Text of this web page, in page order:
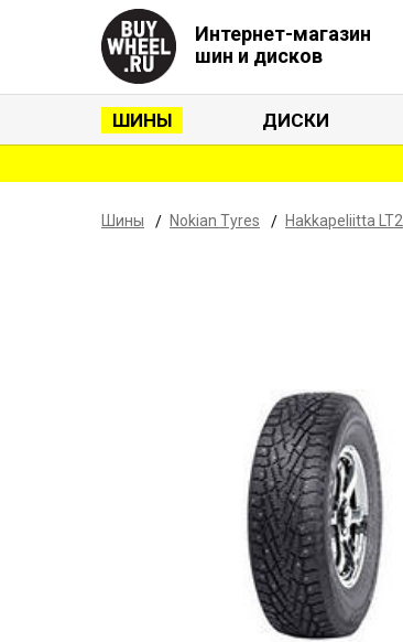
Интернет-магазин
шин и дисков
ШИНЫ ДИСКИ
Шины Nokian Tyres Hakkapeliitta LT2